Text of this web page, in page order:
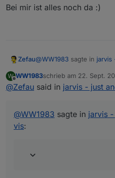
Bei mir ist alles noch da :)
Zefau@WW1983 sagte in jarvis
Das ist die hmip-broll
Du musst im alias den
STOP, was du aber ja
W
Offline
WW1983schrieb am 22. Sept.
zuletzt editiert von
@Zefau said in jarvis - just
@WW1983 sagte in jarvis
vis: